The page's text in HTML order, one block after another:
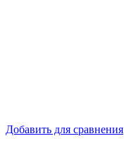
Добавить для сравнения